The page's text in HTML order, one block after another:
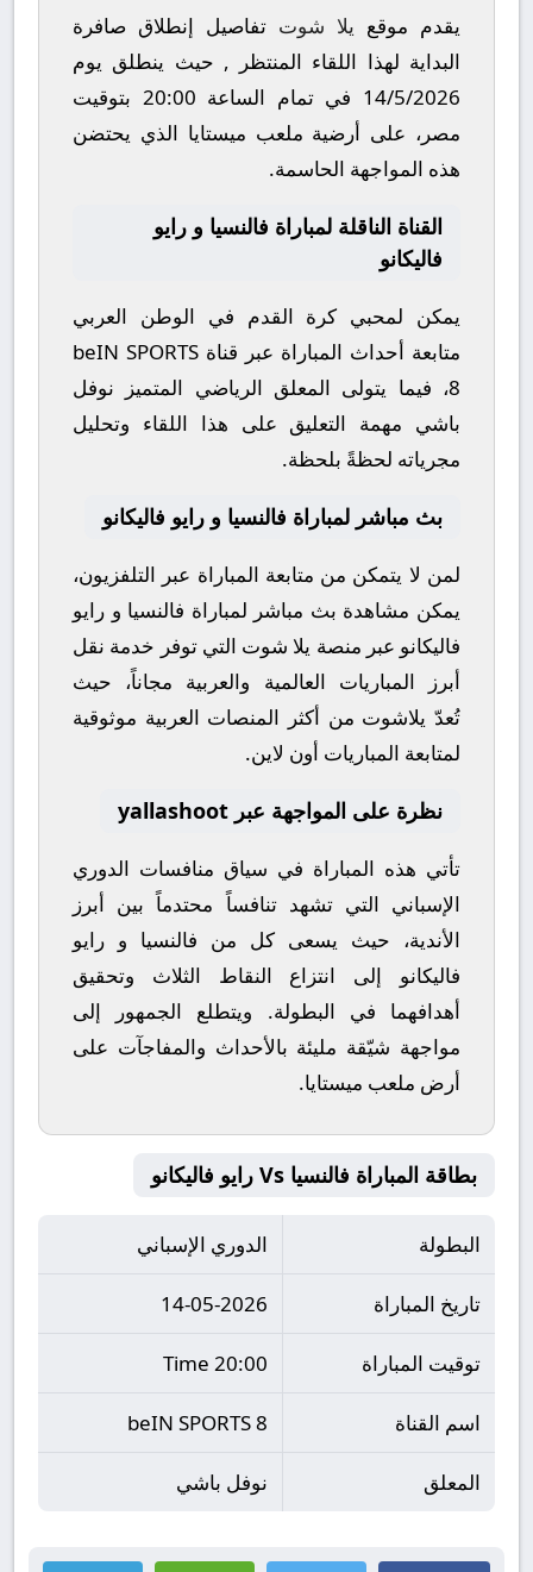
يقدم موقع يلا شوت تفاصيل إنطلاق صافرة
البداية لهذا اللقاء المنتظر , حيث ينطلق يوم
14/5/2026 في تمام الساعة 20:00 بتوقيت
مصر، على أرضية ملعب ميستايا الذي يحتضن
هذه المواجهة الحاسمة.
القناة الناقلة لمباراة فالنسيا و رايو
فاليكانو
يمكن لمحبي كرة القدم في الوطن العربي
متابعة أحداث المباراة عبر قناة beIN SPORTS
8، فيما يتولى المعلق الرياضي المتميز نوفل
باشي مهمة التعليق على هذا اللقاء وتحليل
مجرياته لحظةً بلحظة.
بث مباشر لمباراة فالنسيا و رايو فاليكانو
لمن لا يتمكن من متابعة المباراة عبر التلفزيون،
يمكن مشاهدة بث مباشر لمباراة فالنسيا و رايو
فاليكانو عبر منصة يلا شوت التي توفر خدمة نقل
أبرز المباريات العالمية والعربية مجاناً، حيث
تُعدّ يلاشوت من أكثر المنصات العربية موثوقية
لمتابعة المباريات أون لاين.
نظرة على المواجهة عبر yallashoot
تأتي هذه المباراة في سياق منافسات الدوري
الإسباني التي تشهد تنافساً محتدماً بين أبرز
الأندية، حيث يسعى كل من فالنسيا و رايو
فاليكانو إلى انتزاع النقاط الثلاث وتحقيق
أهدافهما في البطولة. ويتطلع الجمهور إلى
مواجهة شيّقة مليئة بالأحداث والمفاجآت على
أرض ملعب ميستايا.
بطاقة المباراة فالنسيا Vs رايو فاليكانو
البطولة الدوري الإسباني
تاريخ المباراة 14-05-2026
توقيت المباراة 20:00 Time
اسم القناة beIN SPORTS 8
المعلق نوفل باشي